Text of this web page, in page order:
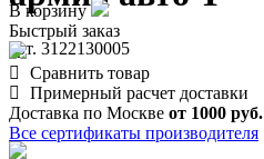
арт. 3122130005
В корзину
Быстрый заказ
Сравнить товар
Примерный расчет доставки
Доставка по Москве от 1000 руб.
Все сертификаты производителя